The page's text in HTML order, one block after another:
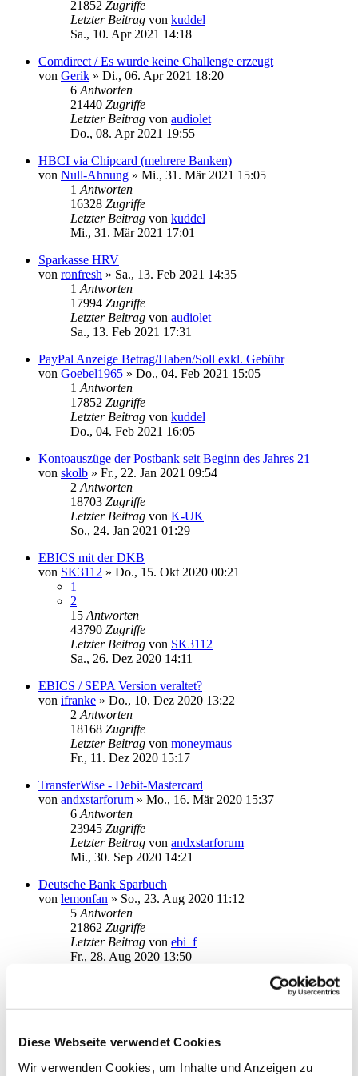
Diese Webseite verwendet Cookies
Wir verwenden Cookies, um Inhalte und Anzeigen zu
21852 Zugriffe
Letzter Beitrag von kuddel
Sa., 10. Apr 2021 14:18
Comdirect / Es wurde keine Challenge erzeugt
von Gerik » Di., 06. Apr 2021 18:20
6 Antworten
21440 Zugriffe
Letzter Beitrag von audiolet
Do., 08. Apr 2021 19:55
HBCI via Chipcard (mehrere Banken)
von Null-Ahnung » Mi., 31. Mär 2021 15:05
1 Antworten
16328 Zugriffe
Letzter Beitrag von kuddel
Mi., 31. Mär 2021 17:01
Sparkasse HRV
von ronfresh » Sa., 13. Feb 2021 14:35
1 Antworten
17994 Zugriffe
Letzter Beitrag von audiolet
Sa., 13. Feb 2021 17:31
PayPal Anzeige Betrag/Haben/Soll exkl. Gebühr
von Goebel1965 » Do., 04. Feb 2021 15:05
1 Antworten
17852 Zugriffe
Letzter Beitrag von kuddel
Do., 04. Feb 2021 16:05
Kontoauszüge der Postbank seit Beginn des Jahres 21
von skolb » Fr., 22. Jan 2021 09:54
2 Antworten
18703 Zugriffe
Letzter Beitrag von K-UK
So., 24. Jan 2021 01:29
EBICS mit der DKB
von SK3112 » Do., 15. Okt 2020 00:21
1
2
15 Antworten
43790 Zugriffe
Letzter Beitrag von SK3112
Sa., 26. Dez 2020 14:11
EBICS / SEPA Version veraltet?
von ifranke » Do., 10. Dez 2020 13:22
2 Antworten
18168 Zugriffe
Letzter Beitrag von moneymaus
Fr., 11. Dez 2020 15:17
TransferWise - Debit-Mastercard
von andxstarforum » Mo., 16. Mär 2020 15:37
6 Antworten
23945 Zugriffe
Letzter Beitrag von andxstarforum
Mi., 30. Sep 2020 14:21
Deutsche Bank Sparbuch
von lemonfan » So., 23. Aug 2020 11:12
5 Antworten
21862 Zugriffe
Letzter Beitrag von ebi_f
Fr., 28. Aug 2020 13:50
3Antworten
Letzter Beitragvon moneymaus